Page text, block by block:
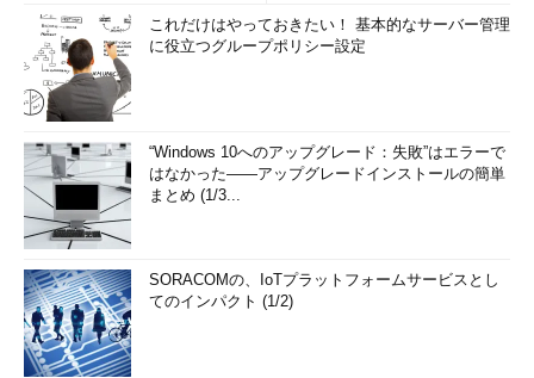
これだけはやっておきたい！ 基本的なサーバー管理
に役立つグループポリシー設定
“Windows 10へのアップグレード：失敗”はエラーで
はなかった――アップグレードインストールの簡単
まとめ (1/3...
SORACOMの、IoTプラットフォームサービスとし
てのインパクト (1/2)